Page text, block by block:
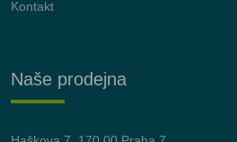
Kontakt
Naše prodejna